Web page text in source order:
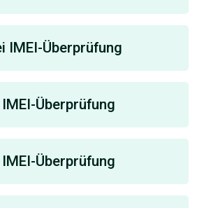
IMEI-Überprüfung
Überprüfung
Überprüfung